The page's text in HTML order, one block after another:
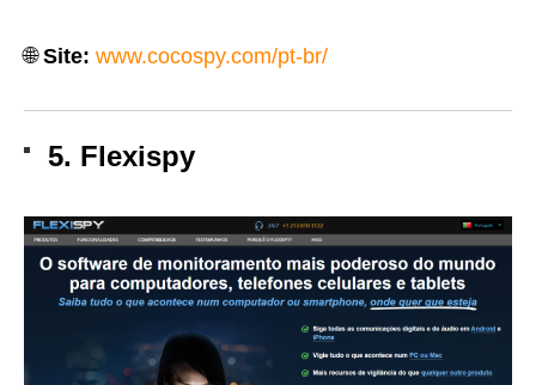
🌐Site: www.cocospy.com/pt-br/
5. Flexispy